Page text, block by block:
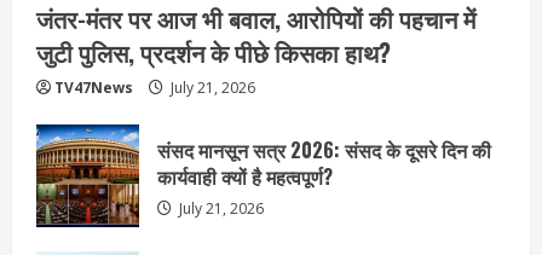
जंतर-मंतर पर आज भी बवाल, आरोपियों की पहचान में
जुटी पुलिस, प्रदर्शन के पीछे किसका हाथ?
TV47News July 21, 2026
संसद मानसून सत्र 2026: संसद के दूसरे दिन की
कार्यवाही क्यों है महत्वपूर्ण?
July 21, 2026